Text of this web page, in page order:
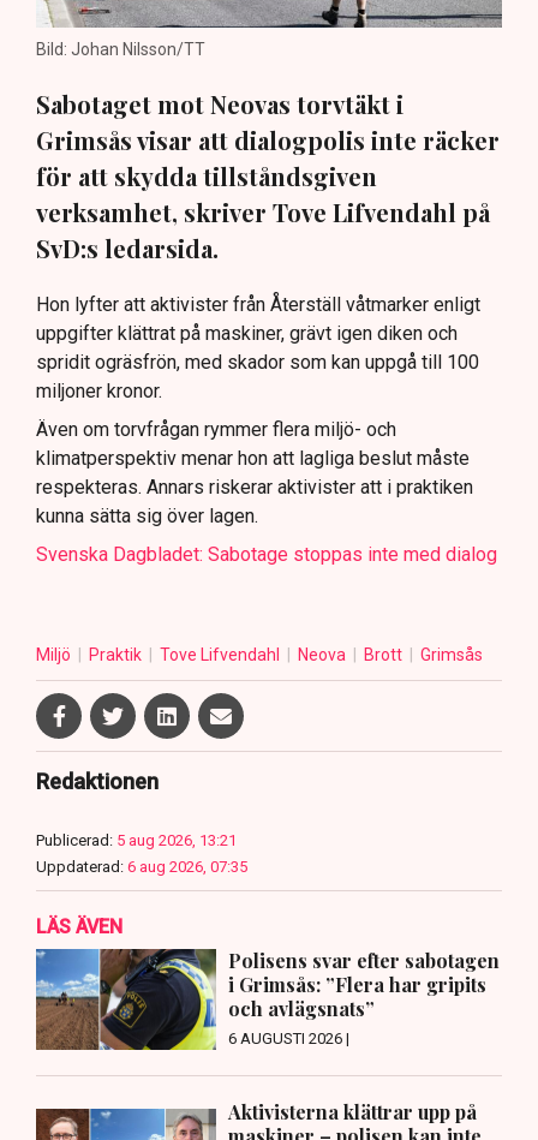
Bild: Johan Nilsson/TT
Sabotaget mot Neovas torvtäkt i
Grimsås visar att dialogpolis inte räcker
för att skydda tillståndsgiven
verksamhet, skriver Tove Lifvendahl på
SvD:s ledarsida.
Hon lyfter att aktivister från Återställ våtmarker enligt
uppgifter klättrat på maskiner, grävt igen diken och
spridit ogräsfrön, med skador som kan uppgå till 100
miljoner kronor.
Även om torvfrågan rymmer flera miljö- och
klimatperspektiv menar hon att lagliga beslut måste
respekteras. Annars riskerar aktivister att i praktiken
kunna sätta sig över lagen.
Svenska Dagbladet: Sabotage stoppas inte med dialog
Miljö Praktik Tove Lifvendahl Neova Brott Grimsås
Redaktionen
Publicerad: 5 aug 2026, 13:21
Uppdaterad: 6 aug 2026, 07:35
LÄS ÄVEN
Polisens svar efter sabotagen
i Grimsås: ”Flera har gripits
och avlägsnats”
6 AUGUSTI 2026 |
Aktivisterna klättrar upp på